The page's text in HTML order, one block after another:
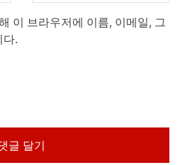
이 브라우저에 이름, 이메일, 그
다.